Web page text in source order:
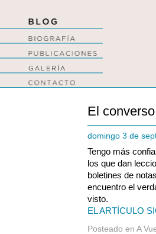
El
domingo 3 de
Tengo más
los que dan
boletines de
encuentro el
visto.
EL ARTÍCULO
Posteado en A